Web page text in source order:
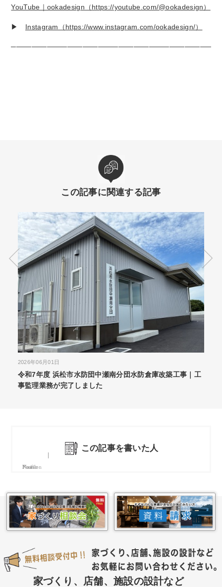
YouTube｜ookadesign（https://youtube.com/@ookadesign）
▶ Instagram（https://www.instagram.com/ookadesign/）
この記事に関連する記事
防倉庫改築工事｜工
2026年05月25日
株式会社 東洋鉄工所 新工場 新築工事｜地
いました
この記事を書いた人
Name
Position
Profile
家づくり、店舗、施設の設計など